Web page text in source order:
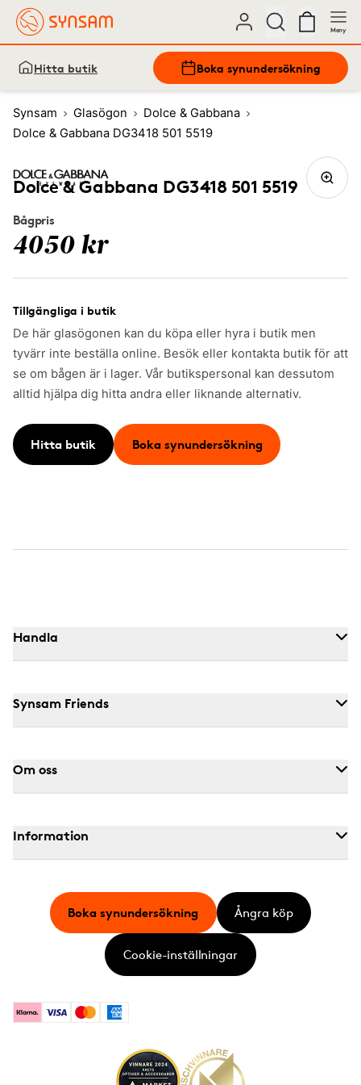
Meny
Hitta butik Boka synundersökning
Synsam Glasögon
Dolce & Gabbana
Dolce & Gabbana DG3418 501 5519
Dolce & Gabbana DG3418 501 5519
Bågpris
4050 kr
Tillgängliga i butik
De här glasögonen kan du köpa eller hyra i butik men
tyvärr inte beställa online. Besök eller kontakta butik för att
se om bågen är i lager. Vår butikspersonal kan dessutom
alltid hjälpa dig hitta andra eller liknande alternativ.
Hitta butik Boka synundersökning
Handla
Synsam Friends
Om oss
Information
KlarnaVisa MastercardAmerican Express
Boka synundersökning Ångra köp
Cookie-inställningar